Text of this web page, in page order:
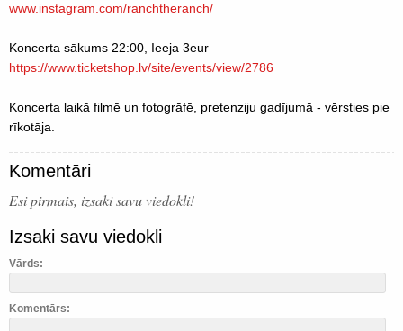
www.instagram.com/ranchtheranch/
Koncerta sākums 22:00, Ieeja 3eur
https://www.ticketshop.lv/site/events/view/2786
Koncerta laikā filmē un fotogrāfē, pretenziju gadījumā - vērsties pie
rīkotāja.
Komentāri
Esi pirmais, izsaki savu viedokli!
Izsaki savu viedokli
Vārds:
Komentārs: